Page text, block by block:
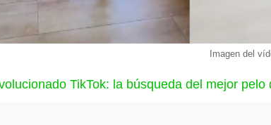
Imagen del
TikTok: la búsqueda del mejor pelo